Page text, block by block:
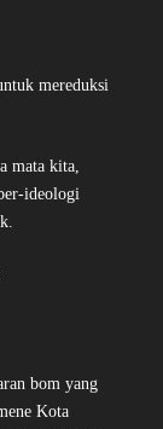
mereduksi
mata kita,
ideologi
bom yang
Kota